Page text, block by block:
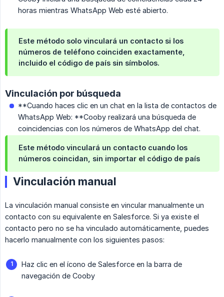
horas mientras WhatsApp Web esté abierto.
Este método solo vinculará un contacto si los
números de teléfono coinciden exactamente,
incluido el código de país sin símbolos.
Vinculación por búsqueda
**Cuando haces clic en un chat en la lista de contactos de
WhatsApp Web: **Cooby realizará una búsqueda de
coincidencias con los números de WhatsApp del chat.
Este método vinculará un contacto cuando los
números coincidan, sin importar el código de país
Vinculación manual
La vinculación manual consiste en vincular manualmente un
contacto con su equivalente en Salesforce. Si ya existe el
contacto pero no se ha vinculado automáticamente, puedes
hacerlo manualmente con los siguientes pasos:
Haz clic en el ícono de Salesforce en la barra de
navegación de Cooby